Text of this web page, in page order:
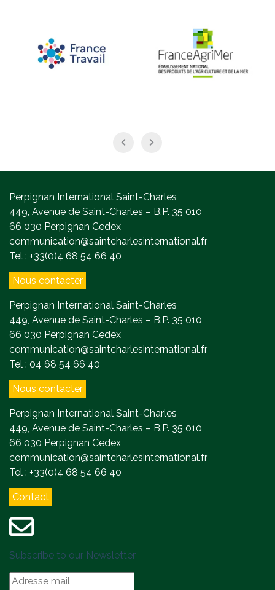
Perpignan International Saint-Charles
449, Avenue de Saint-Charles – B.P. 35 010
66 030 Perpignan Cedex
communication@saintcharlesinternational.fr
Tel : +33(0)4 68 54 66 40
Nous contacter
Perpignan International Saint-Charles
449, Avenue de Saint-Charles – B.P. 35 010
66 030 Perpignan Cedex
communication@saintcharlesinternational.fr
Tel : 04 68 54 66 40
Nous contacter
Perpignan International Saint-Charles
449, Avenue de Saint-Charles – B.P. 35 010
66 030 Perpignan Cedex
communication@saintcharlesinternational.fr
Tel : +33(0)4 68 54 66 40
Contact
Subscribe to our Newsletter